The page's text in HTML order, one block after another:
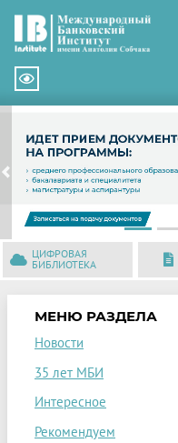
Previous
ЦИФРОВАЯ
БИБЛИОТЕКА
МЕНЮ РАЗДЕЛА
Новости
35 лет МБИ
Интересное
Рекомендуем